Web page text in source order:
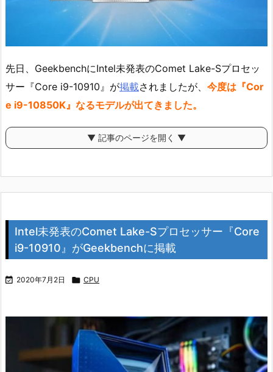
先日、GeekbenchにIntel未発表のComet Lake-Sプロセッ
サー『Core i9-10910』が掲載されましたが、 今度は『Cor
e i9-10850K』なるモデルが出てきました。
▼ 記事のページを開く ▼
Intel未発表のComet Lake-Sプロセッサー『Core
i9-10910』がGeekbenchに掲載
 2020年7月2日  CPU